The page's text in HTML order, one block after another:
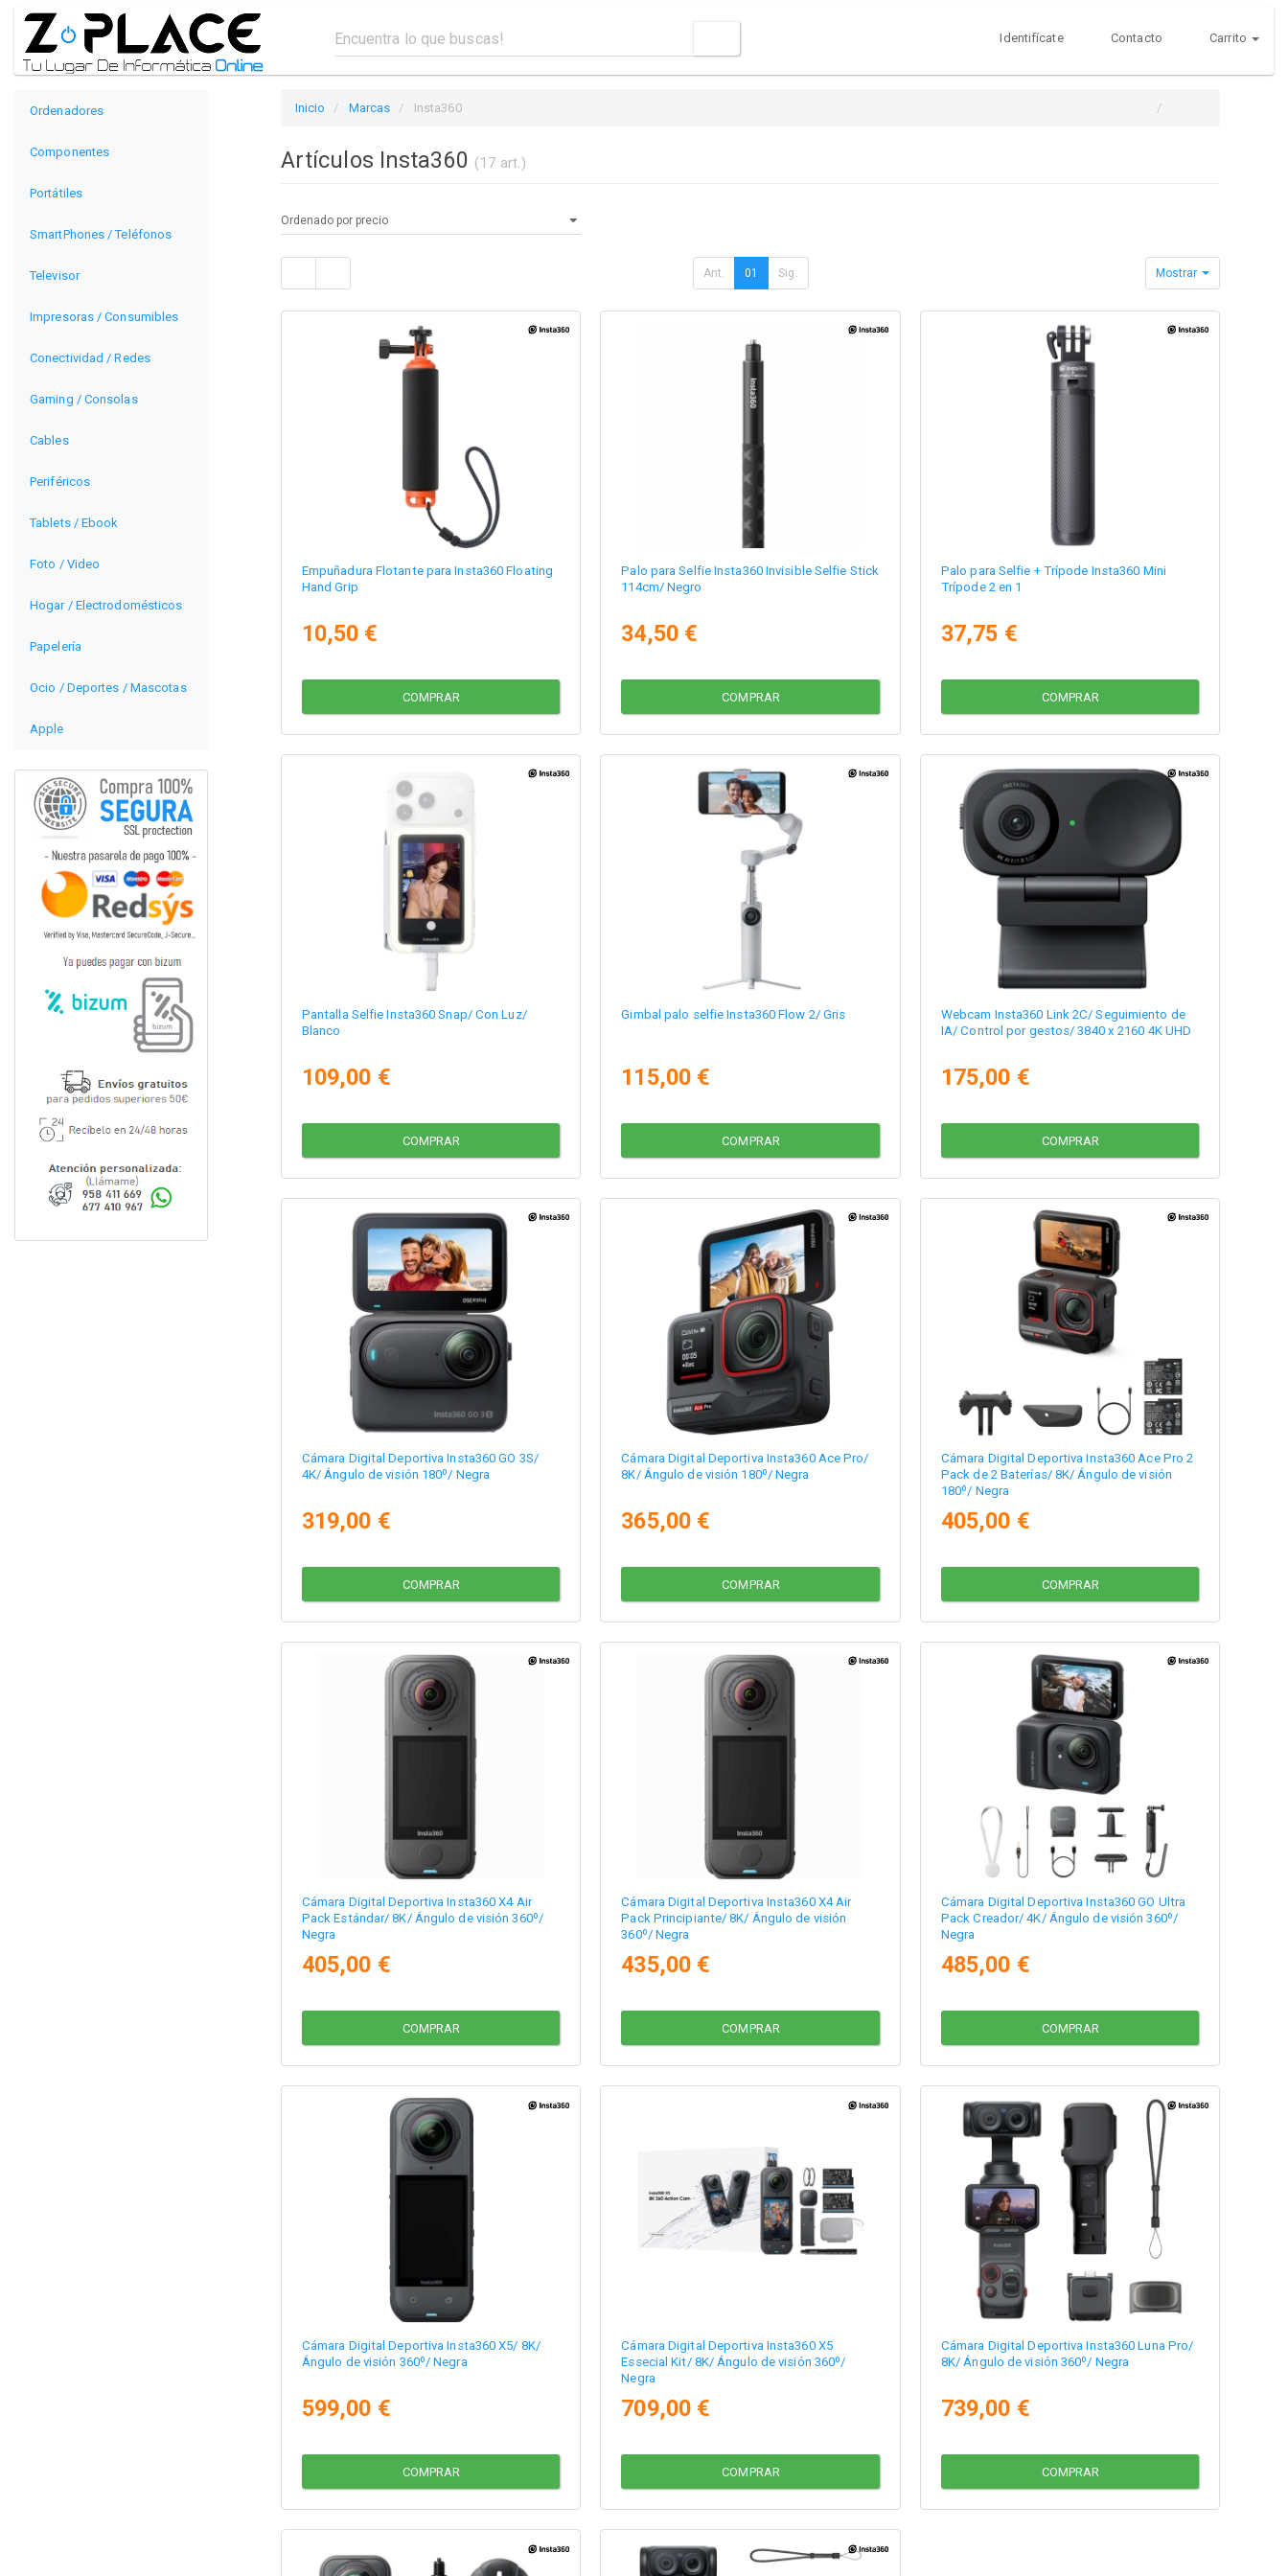
Identifícate Contacto Carrito
Ordenadores
Componentes
Portátiles
SmartPhones / Teléfonos
Televisor
Impresoras / Consumibles
Conectividad / Redes
Gaming / Consolas
Cables
Periféricos
Tablets / Ebook
Foto / Video
Hogar / Electrodomésticos
Papelería
Ocio / Deportes / Mascotas
Apple
Inicio Marcas Insta360
Artículos Insta360 (17 art.)
Ant. 01 Sig. Mostrar
Empuñadura Flotante para Insta360 Floating
Hand Grip
10,50 €
COMPRAR
Palo para Selfie Insta360 Invisible Selfie Stick
114cm/ Negro
34,50 €
COMPRAR
Palo para Selfie + Trípode Insta360 Mini
Trípode 2 en 1
37,75 €
COMPRAR
Pantalla Selfie Insta360 Snap/ Con Luz/
Blanco
109,00 €
COMPRAR
Gimbal palo selfie Insta360 Flow 2/ Gris
115,00 €
COMPRAR
Webcam Insta360 Link 2C/ Seguimiento de
IA/ Control por gestos/ 3840 x 2160 4K UHD
175,00 €
COMPRAR
Cámara Digital Deportiva Insta360 GO 3S/
4K/ Ángulo de visión 180º/ Negra
319,00 €
COMPRAR
Cámara Digital Deportiva Insta360 Ace Pro/
8K/ Ángulo de visión 180º/ Negra
365,00 €
COMPRAR
Cámara Digital Deportiva Insta360 Ace Pro 2
Pack de 2 Baterías/ 8K/ Ángulo de visión
180º/ Negra
405,00 €
COMPRAR
Cámara Digital Deportiva Insta360 X4 Air
Pack Estándar/ 8K/ Ángulo de visión 360º/
Negra
405,00 €
COMPRAR
Cámara Digital Deportiva Insta360 X4 Air
Pack Principiante/ 8K/ Ángulo de visión
360º/ Negra
435,00 €
COMPRAR
Cámara Digital Deportiva Insta360 GO Ultra
Pack Creador/ 4K/ Ángulo de visión 360º/
Negra
485,00 €
COMPRAR
Cámara Digital Deportiva Insta360 X5/ 8K/
Ángulo de visión 360º/ Negra
599,00 €
COMPRAR
Cámara Digital Deportiva Insta360 X5
Essecial Kit/ 8K/ Ángulo de visión 360º/
Negra
709,00 €
COMPRAR
Cámara Digital Deportiva Insta360 Luna Pro/
8K/ Ángulo de visión 360º/ Negra
739,00 €
COMPRAR